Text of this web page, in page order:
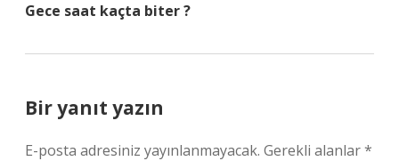
Gece saat kaçta biter ?
Bir yanıt yazın
E-posta adresiniz yayınlanmayacak. Gerekli alanlar*